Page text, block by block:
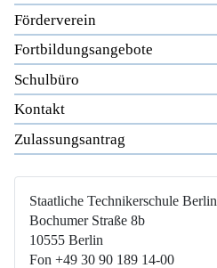
Förderverein
Fortbildungsangebote
Schulbüro
Kontakt
Zulassungsantrag
Staatliche Technikerschule Berlin
Bochumer Straße 8b
10555 Berlin
Fon +49 30 90 189 14-00